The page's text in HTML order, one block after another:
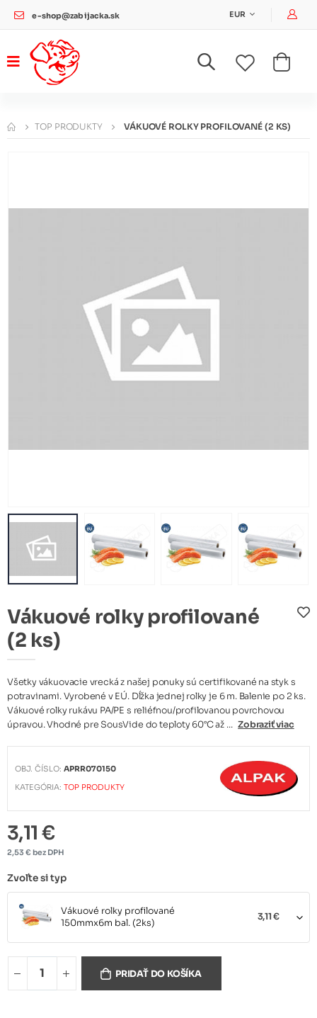
e-shop@zabijacka.sk EUR
TOP PRODUKTY VÁKUOVÉ ROLKY PROFILOVANÉ (2 KS)
Vákuové rolky profilované
(2 ks)
Všetky vákuovacie vrecká z našej ponuky sú certifikované na styk s
potravinami. Vyrobené v EÚ. Dĺžka jednej rolky je 6 m. Balenie po 2 ks.
Vákuové rolky rukávu PA/PE s reliéfnou/profilovanou povrchovou
úpravou. Vhodné pre SousVide do teploty 60°C až ... Zobraziť viac
OBJ. ČÍSLO:APRR070150
KATEGÓRIA:TOP PRODUKTY
3,11 €
2,53 € bez DPH
Zvoľte si typ
Vákuové rolky profilované
150mmx6m bal. (2ks)
3,11 €
200mmx6m bal. (2ks)PRIDAŤ DO KOŠÍKA